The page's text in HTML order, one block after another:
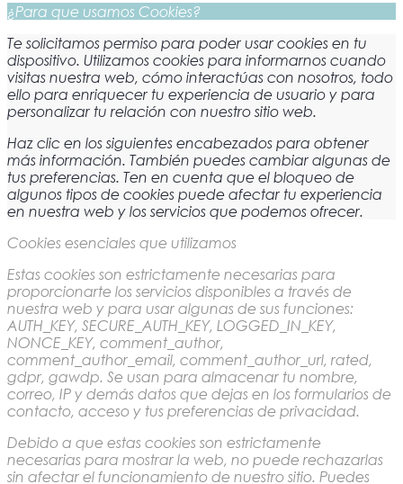
¿Para que usamos Cookies?
Te solicitamos permiso para poder usar cookies en tu
dispositivo. Utilizamos cookies para informarnos cuando
visitas nuestra web, cómo interactúas con nosotros, todo
ello para enriquecer tu experiencia de usuario y para
personalizar tu relación con nuestro sitio web.
Haz clic en los siguientes encabezados para obtener
más información. También puedes cambiar algunas de
tus preferencias. Ten en cuenta que el bloqueo de
algunos tipos de cookies puede afectar tu experiencia
en nuestra web y los servicios que podemos ofrecer.
Cookies esenciales que utilizamos
Estas cookies son estrictamente necesarias para
proporcionarte los servicios disponibles a través de
nuestra web y para usar algunas de sus funciones:
AUTH_KEY, SECURE_AUTH_KEY, LOGGED_IN_KEY,
NONCE_KEY, comment_author,
comment_author_email, comment_author_url, rated,
gdpr, gawdp. Se usan para almacenar tu nombre,
correo, IP y demás datos que dejas en los formularios de
contacto, acceso y tus preferencias de privacidad.
Debido a que estas cookies son estrictamente
necesarias para mostrar la web, no puede rechazarlas
sin afectar el funcionamiento de nuestro sitio. Puedes